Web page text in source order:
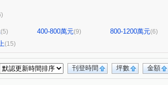
(5) 400-800萬元(9) 800-1200萬元(6)
(15)
金額
坪數
刊登時間